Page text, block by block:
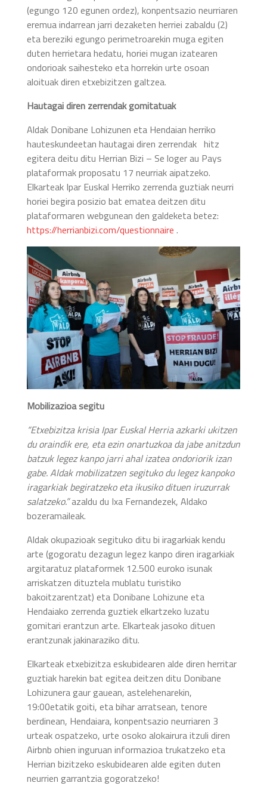
(egungo 120 egunen ordez), konpentsazio neurriaren
eremua indarrean jarri dezaketen herriei zabaldu (2)
eta bereziki egungo perimetroarekin muga egiten
duten herrietara hedatu, horiei mugan izatearen
ondorioak saihesteko eta horrekin urte osoan
aloituak diren etxebizitzen galtzea.
Hautagai diren zerrendak gomitatuak
Aldak Donibane Lohizunen eta Hendaian herriko
hauteskundeetan hautagai diren zerrendak hitz
egitera deitu ditu Herrian Bizi – Se loger au Pays
plataformak proposatu 17 neurriak aipatzeko.
Elkarteak Ipar Euskal Herriko zerrenda guztiak neurri
horiei begira posizio bat ematea deitzen ditu
plataformaren webgunean den galdeketa betez:
https://herrianbizi.com/questionnaire .
Mobilizazioa segitu
“Etxebizitza krisia Ipar Euskal Herria azkarki ukitzen
du oraindik ere, eta ezin onartuzkoa da jabe anitzdun
batzuk legez kanpo jarri ahal izatea ondoriorik izan
gabe. Aldak mobilizatzen segituko du legez kanpoko
iragarkiak begiratzeko eta ikusiko dituen iruzurrak
salatzeko.”azaldu du Ixa Fernandezek, Aldako
bozeramaileak.
Aldak okupazioak segituko ditu bi iragarkiak kendu
arte (gogoratu dezagun legez kanpo diren iragarkiak
argitaratuz plataformek 12.500 euroko isunak
arriskatzen dituztela mublatu turistiko
bakoitzarentzat) eta Donibane Lohizune eta
Hendaiako zerrenda guztiek elkartzeko luzatu
gomitari erantzun arte. Elkarteak jasoko dituen
erantzunak jakinaraziko ditu.
Elkarteak etxebizitza eskubidearen alde diren herritar
guztiak harekin bat egitea deitzen ditu Donibane
Lohizunera gaur gauean, astelehenarekin,
19:00etatik goiti, eta bihar arratsean, tenore
berdinean, Hendaiara, konpentsazio neurriaren 3
urteak ospatzeko, urte osoko alokairura itzuli diren
Airbnb ohien inguruan informazioa trukatzeko eta
Herrian bizitzeko eskubidearen alde egiten duten
neurrien garrantzia gogoratzeko!